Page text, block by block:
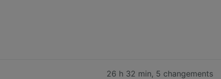
26 h 32 min, 5 changements